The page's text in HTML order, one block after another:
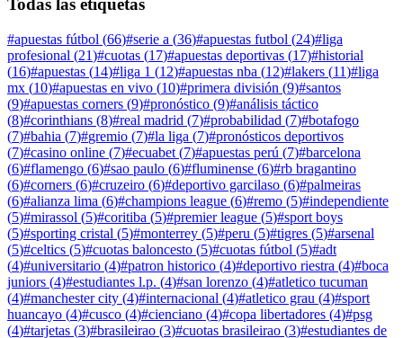
Todas las etiquetas
#apuestas fútbol (66)#serie a (36)#apuestas futbol (24)#liga
profesional (21)#cuotas (17)#apuestas deportivas (17)#historial
(16)#apuestas (14)#liga 1 (12)#apuestas nba (12)#lakers (11)#liga
mx (10)#apuestas en vivo (10)#primera división (9)#santos
(9)#apuestas corners (9)#pronóstico (9)#análisis táctico
(8)#corinthians (8)#real madrid (7)#probabilidad (7)#botafogo
(7)#bahia (7)#gremio (7)#la liga (7)#pronósticos deportivos
(7)#casino online (7)#ecuabet (7)#apuestas perú (7)#barcelona
(6)#flamengo (6)#sao paulo (6)#fluminense (6)#rb bragantino
(6)#corners (6)#cruzeiro (6)#deportivo garcilaso (6)#palmeiras
(6)#alianza lima (6)#champions league (6)#remo (5)#independiente
(5)#mirassol (5)#coritiba (5)#premier league (5)#sport boys
(5)#sporting cristal (5)#monterrey (5)#peru (5)#tigres (5)#arsenal
(5)#celtics (5)#cuotas baloncesto (5)#cuotas fútbol (5)#adt
(4)#universitario (4)#patron historico (4)#deportivo riestra (4)#boca
juniors (4)#estudiantes l.p. (4)#san lorenzo (4)#atletico tucuman
(4)#manchester city (4)#internacional (4)#atletico grau (4)#sport
huancayo (4)#cusco (4)#cienciano (4)#copa libertadores (4)#psg
(4)#tarjetas (3)#brasileirao (3)#cuotas brasileirao (3)#estudiantes de